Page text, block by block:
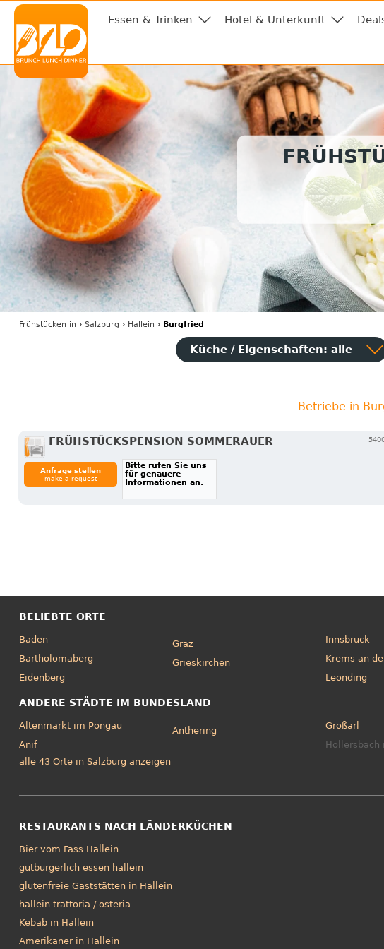
Essen & Trinken Hotel & Unterkunft
Frühstücken in › Salzburg › Hallein › Burgfried
Küche / Eigenschaften: alle
Betriebe in
FRÜHSTÜCKSPENSION SOMMERAUER
Anfrage stellen
make a request
Bitte rufen Sie uns
für genauere
Informationen an.
BELIEBTE ORTE
Baden
Bartholomäberg
Eidenberg
Graz
Grieskirchen
Innsbruck
Krems an
Leonding
ANDERE STÄDTE IM BUNDESLAND
Altenmarkt im Pongau
Anif
Anthering
Großarl
Hollersbach
alle 43 Orte in Salzburg anzeigen
RESTAURANTS NACH LÄNDERKÜCHEN
Bier vom Fass Hallein
gutbürgerlich essen hallein
glutenfreie Gaststätten in Hallein
hallein trattoria / osteria
Kebab in Hallein
Amerikaner in Hallein